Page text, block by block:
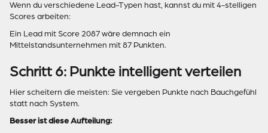
Wenn du verschiedene Lead-Typen hast, kannst du mit 4-stelligen
Scores arbeiten:
Ein Lead mit Score 2087 wäre demnach ein
Mittelstandsunternehmen mit 87 Punkten.
Schritt 6: Punkte intelligent verteilen
Hier scheitern die meisten: Sie vergeben Punkte nach Bauchgefühl
statt nach System.
Besser ist diese Aufteilung: